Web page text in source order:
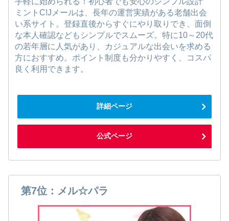
ミントC!Jメールは、長年の運営実績がある老舗出会
い系サイト。登録直後からすぐにやり取りでき、面倒
な本人確認などもシンプルでスムーズ。特に10～20代
の若年層に人気があり、カジュアルな出会いを求める
方におすすめ。ポイント制度も分かりやすく、コスパ
良く利用できます。
詳細ページ
公式ページ
第7位：メル☆パラ